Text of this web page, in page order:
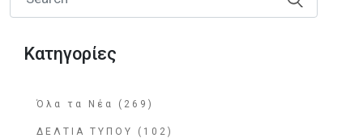
Κατηγορίες
Όλα τα Νέα (269)
ΔΕΛΤΙΑ ΤΥΠΟΥ (102)